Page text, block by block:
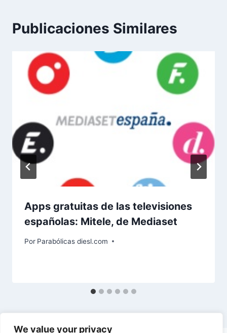
We value your privacy
Publicaciones Similares
Apps gratuitas de las televisiones
españolas: Mitele, de Mediaset
Por Parabólicas diesl.com